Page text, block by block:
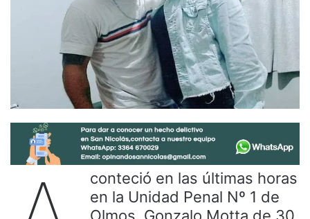
conteció en las últimas horas
en la Unidad Penal Nº 1 de